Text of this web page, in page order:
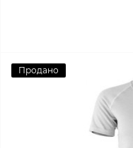
Продано